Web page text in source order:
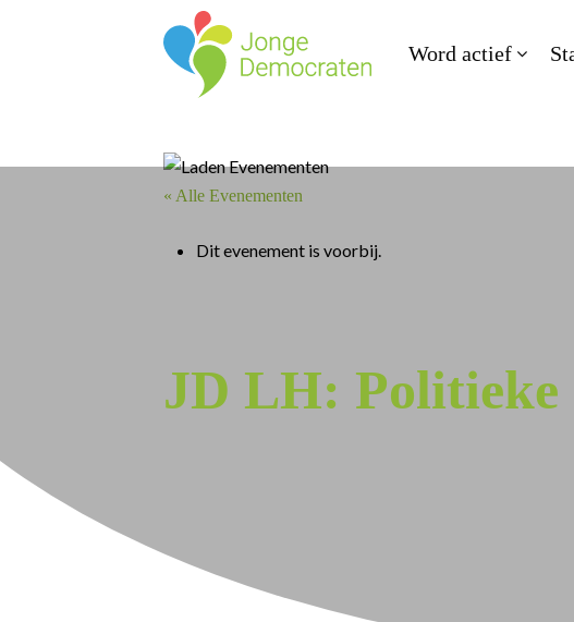
Word actief
« Alle Evenementen
Dit evenement is voorbij.
JD LH: Politieke